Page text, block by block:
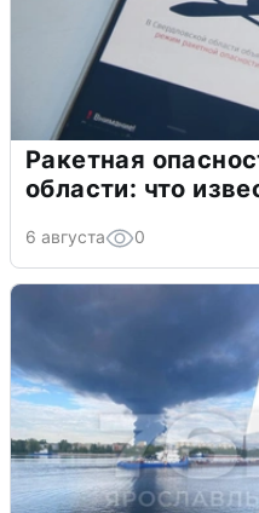
Ракетная
области: что
6 августа 0